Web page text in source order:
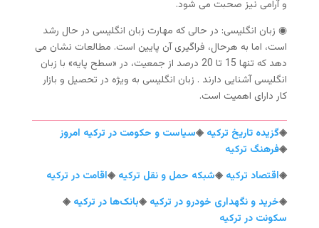
و آرامی نیز صحبت می شود.
◉ زبان انگلیسی: در حالی که مهارت زبان انگلیسی در حال رشد
است، اما به هرحال، فراگیری آن پایین است. مطالعات نشان می
دهد که تنها 15 تا 20 درصد از جمعیت، در «سطح پایه» با زبان
انگلیسی آشنایی دارند . زبان انگلیسی به ویژه در تحصیل و بازار
کار دارای اهمیت است.
◈گزیده تاریخ ترکیه ◈سیاست و حکومت در ترکیه امروز
◈فرهنگ ترکیه
◈اقتصاد ترکیه ◈شبکه حمل و نقل ترکیه ◈اقامت در ترکیه
◈خرید و نگهداری خودرو در ترکیه ◈بانک‌ها در ترکیه ◈
سکونت در ترکیه